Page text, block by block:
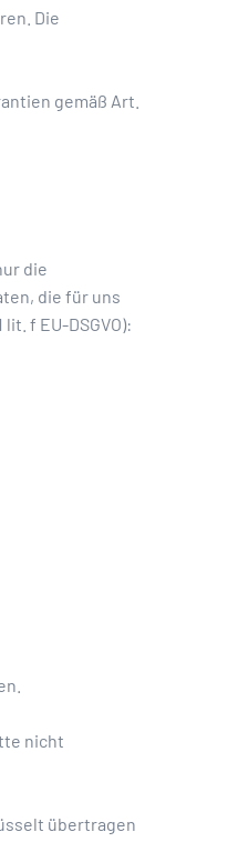
Die
gemäß Art.
die
die für uns
f EU-DSGVO):
nicht
übertragen